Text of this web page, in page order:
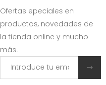
Ofertas epeciales en
productos, novedades de
la tienda online y mucho
más.